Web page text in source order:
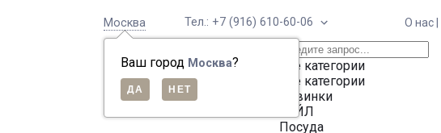
Москва
Ваш город Москва?
Тел.: +7 (916) 610-60-06 О нас |
Все категории
Все категории
Новинки
СЕЙЛ
Посуда